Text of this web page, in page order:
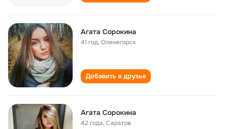
Агата Сорокина
41 год,Оленегорск
Добавить в друзья
Агата Сорокина
42 года,Саратов